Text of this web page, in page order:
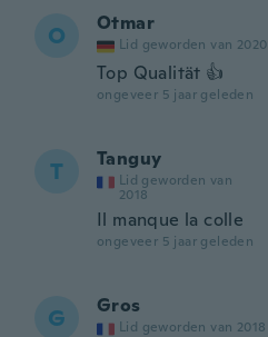
O Otmar
Lid geworden van 2020
Top Qualität 👍
ongeveer 5 jaar geleden
T Tanguy
Lid geworden van
2018
Il manque la colle
ongeveer 5 jaar geleden
G Gros
Lid geworden van 2018